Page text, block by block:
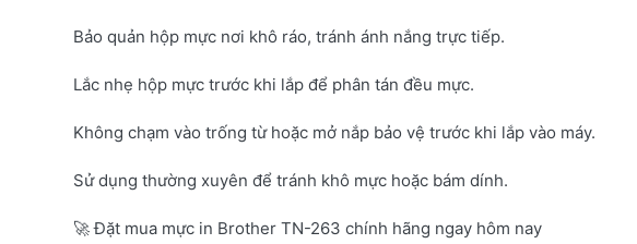
Bảo quản hộp mực nơi khô ráo, tránh ánh nắng trực tiếp.
Lắc nhẹ hộp mực trước khi lắp để phân tán đều mực.
Không chạm vào trống từ hoặc mở nắp bảo vệ trước khi lắp vào máy.
Sử dụng thường xuyên để tránh khô mực hoặc bám dính.
🚀 Đặt mua mực in Brother TN-263 chính hãng ngay hôm nay